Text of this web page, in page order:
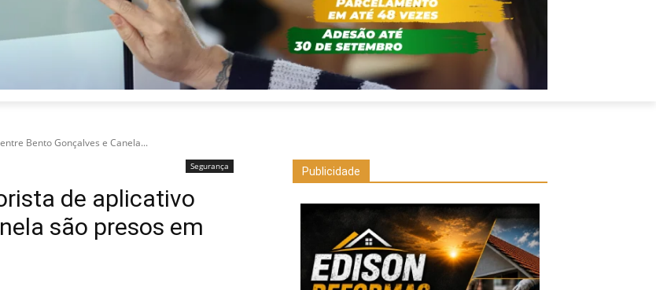
Bento Gonçalves e Canela...
Segurança
de aplicativo
são presos em
Publicidade